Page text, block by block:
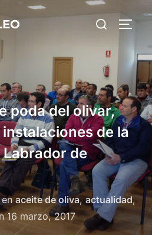
Buscar:
poda del olivar,
de la
Labrador de
en aceite de oliva,actualidad,
Publicado
16 marzo, 2017